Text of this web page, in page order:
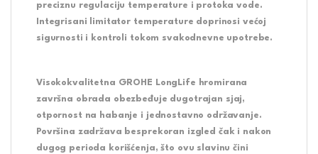
preciznu regulaciju temperature i protoka vode.
Integrisani limitator temperature doprinosi većoj
sigurnosti i kontroli tokom svakodnevne upotrebe.
Visokokvalitetna GROHE LongLife hromirana
završna obrada obezbeđuje dugotrajan sjaj,
otpornost na habanje i jednostavno održavanje.
Površina zadržava besprekoran izgled čak i nakon
dugog perioda korišćenja, što ovu slavinu čini